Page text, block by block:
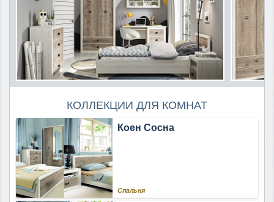
КОЛЛЕКЦИИ ДЛЯ КОМНАТ
Коен Сосна
Спальня